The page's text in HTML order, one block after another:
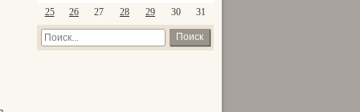
25
26 27 28 29 30 31
Поиск